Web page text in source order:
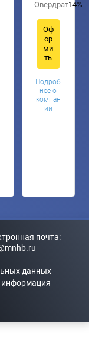
Овердрат14%
Оф
ор
ми
ть
Подроб
нее о
компан
ии
почта:
данных
информация